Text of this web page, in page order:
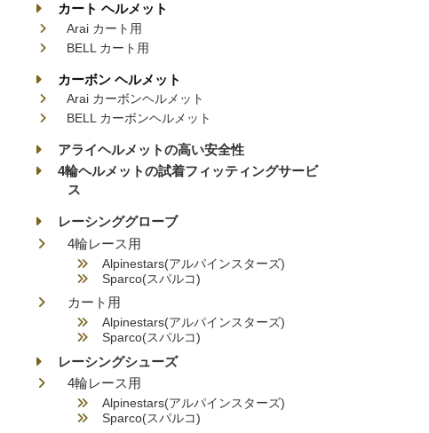
カート ヘルメット
Arai カート用
BELL カート用
カーボン ヘルメット
Arai カーボンヘルメット
BELL カーボンヘルメット
アライヘルメットの高い安全性
4輪ヘルメットの試着フィッティングサービ
ス
レーシンググローブ
4輪レース用
Alpinestars(アルパインスターズ)
Sparco(スパルコ)
カート用
Alpinestars(アルパインスターズ)
Sparco(スパルコ)
レーシングシューズ
4輪レース用
Alpinestars(アルパインスターズ)
Sparco(スパルコ)